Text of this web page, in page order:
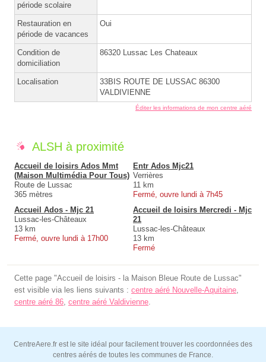
période scolaire
Restauration en
période de vacances
Oui
Condition de
domiciliation
86320 Lussac Les Chateaux
Localisation
33BIS ROUTE DE LUSSAC 86300
VALDIVIENNE
Éditer les informations de mon centre aéré
ALSH à proximité
Accueil de loisirs Ados Mmt
(Maison Multimédia Pour Tous)
Route de Lussac
365 mètres
Entr Ados Mjc21
Verrières
11 km
Fermé, ouvre lundi à 7h45
Accueil Ados - Mjc 21
Lussac-les-Châteaux
13 km
Fermé, ouvre lundi à 17h00
Accueil de loisirs Mercredi - Mjc
21
Lussac-les-Châteaux
13 km
Fermé
Cette page "Accueil de loisirs - la Maison Bleue Route de Lussac"
est visible via les liens suivants : centre aéré Nouvelle-Aquitaine,
centre aéré 86, centre aéré Valdivienne.
CentreAere.fr est le site idéal pour facilement trouver les coordonnées des
centres aérés de toutes les communes de France.